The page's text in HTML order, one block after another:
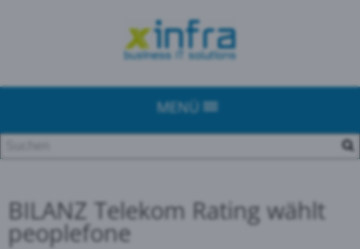
MENÜ
BILANZ Telekom Rating wählt
peoplefone